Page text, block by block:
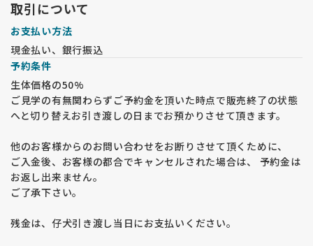
取引について
お支払い方法
現金払い、銀行振込
予約条件
生体価格の50%
ご見学の有無関わらずご予約金を頂いた時点で販売終了の状態
へと切り替えお引き渡しの日までお預かりさせて頂きます。
他のお客様からのお問い合わせをお断りさせて頂くために、
ご入金後、お客様の都合でキャンセルされた場合は、 予約金は
お返し出来ません。
ご了承下さい。
残金は、仔犬引き渡し当日にお支払いください。